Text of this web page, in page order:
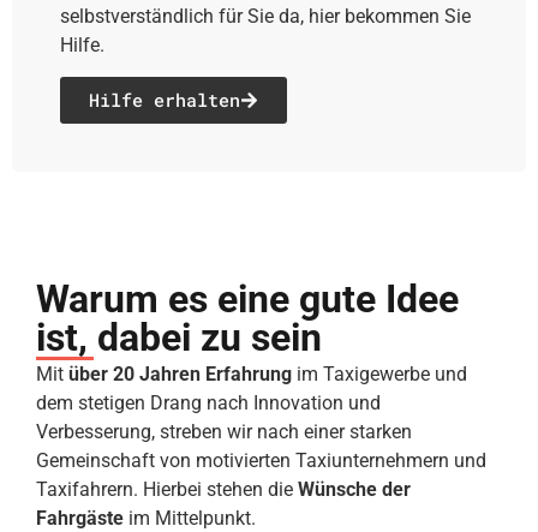
selbstverständlich für Sie da, hier bekommen Sie
Hilfe.
Hilfe erhalten
Warum es eine gute Idee
ist, dabei zu sein
Mit über 20 Jahren Erfahrung im Taxigewerbe und
dem stetigen Drang nach Innovation und
Verbesserung, streben wir nach einer starken
Gemeinschaft von motivierten Taxiunternehmern und
Taxifahrern. Hierbei stehen die Wünsche der
Fahrgäste im Mittelpunkt.